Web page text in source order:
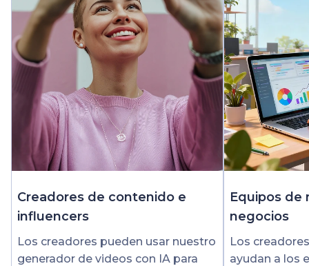
Creadores de contenido e
influencers
Los creadores pueden usar nuestro
generador de videos con IA para
Equipos de
negocios
Los
ayudan a los